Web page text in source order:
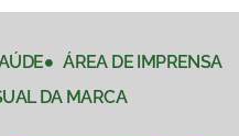
ÁREA DE IMPRENSA
DA MARCA